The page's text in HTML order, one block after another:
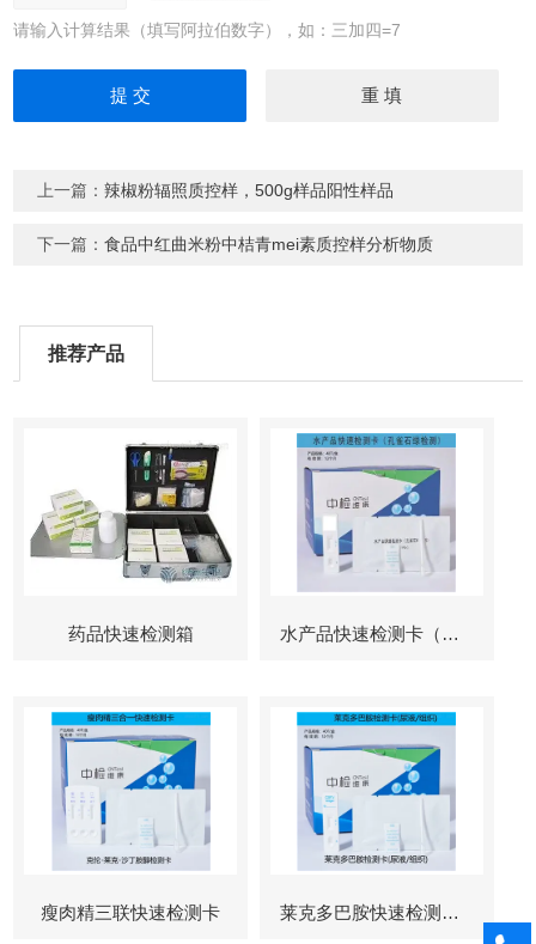
请输入计算结果（填写阿拉伯数字），如：三加四=7
上一篇：辣椒粉辐照质控样，500g样品阳性样品
下一篇：食品中红曲米粉中桔青mei素质控样分析物质
推荐产品
药品快速检测箱 水产品快速检测卡（孔雀石绿检测）
瘦肉精三联快速检测卡 莱克多巴胺快速检测卡（瘦肉精检测）